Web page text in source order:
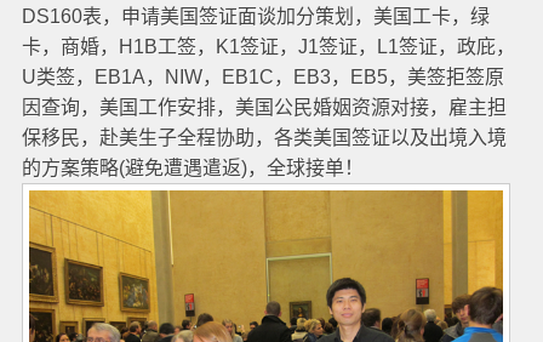
DS160表，申请美国签证面谈加分策划，美国工卡，绿
卡，商婚，H1B工签，K1签证，J1签证，L1签证，政庇，
U类签，EB1A，NIW，EB1C，EB3，EB5，美签拒签原
因查询，美国工作安排，美国公民婚姻资源对接，雇主担
保移民，赴美生子全程协助，各类美国签证以及出境入境
的方案策略(避免遭遇遣返)，全球接单！